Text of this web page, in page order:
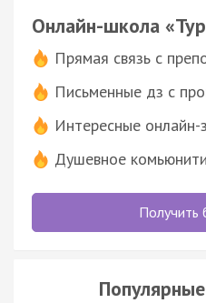
Онлайн-школа
Прямая связь с
Письменные дз с
Интересные онлайн-
Душевное комьюнити
Получить